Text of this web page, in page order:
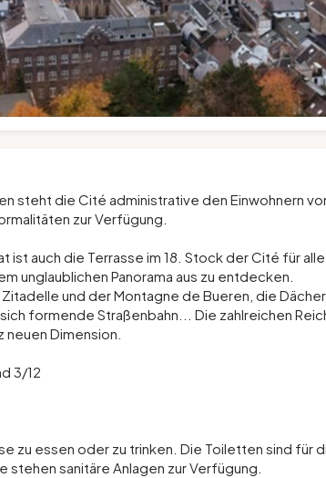
steht die Cité administrative den Einwohnern
zur Verfügung.
ist auch die Terrasse im 18. Stock der Cité für
unglaublichen Panorama aus zu entdecken.
und der Montagne de Bueren, die Dächer
formende Straßenbahn... Die zahlreichen
Dimension.
3/12
zu essen oder zu trinken. Die Toiletten sind für
stehen sanitäre Anlagen zur Verfügung.